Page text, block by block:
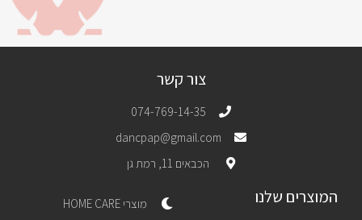
צור קשר
074-769-14-35
dancpap@gmail.com
הכבאים 11, רמת גן
המוצרים שלנו
מוצרי HOME CARE